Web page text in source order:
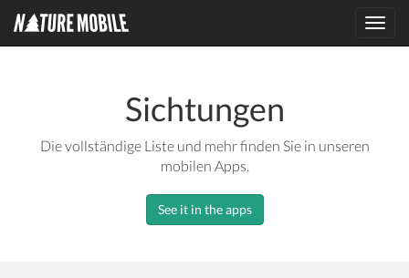
Sichtungen
Die vollständige Liste und mehr finden Sie in unseren
mobilen Apps.
See it in the apps